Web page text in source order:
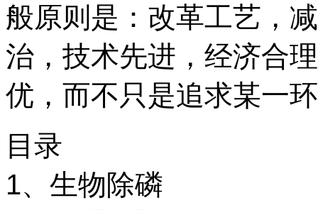
般原则是：改革工艺，
治，技术先进，经济合
优，而不只是追求某一
目录
1、生物除磷